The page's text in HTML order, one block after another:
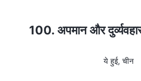
100. अपमान और
ये हुई, चीन